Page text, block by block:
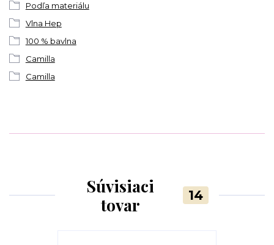
Podľa materiálu
Vlna Hep
100 % bavlna
Camilla
Camilla
Súvisiaci
tovar
14